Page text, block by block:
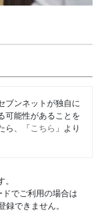
ブンネットが独自に
可能性があることを
ら、「 こちら 」より
でご利用の場合は
できません。